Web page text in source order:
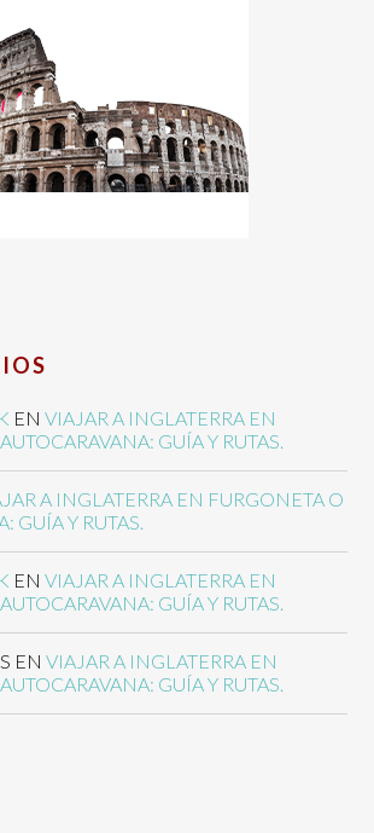
ENVIAJAR A INGLATERRA EN
GUÍA Y RUTAS.
A INGLATERRA EN FURGONETA O
GUÍA Y RUTAS.
ENVIAJAR A INGLATERRA EN
GUÍA Y RUTAS.
ENVIAJAR A INGLATERRA EN
GUÍA Y RUTAS.